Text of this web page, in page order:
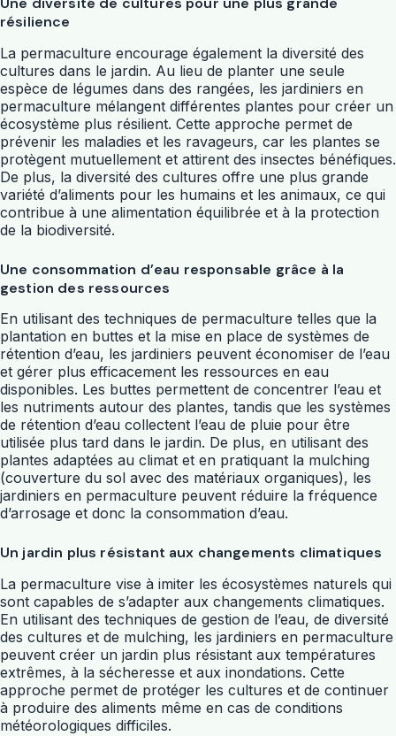
résilience
La permaculture encourage également la diversité des
cultures dans le jardin. Au lieu de planter une seule
espèce de légumes dans des rangées, les jardiniers en
permaculture mélangent différentes plantes pour créer un
écosystème plus résilient. Cette approche permet de
prévenir les maladies et les ravageurs, car les plantes se
protègent mutuellement et attirent des insectes bénéfiques.
De plus, la diversité des cultures offre une plus grande
variété d’aliments pour les humains et les animaux, ce qui
contribue à une alimentation équilibrée et à la protection
de la biodiversité.
Une consommation d’eau responsable grâce à la
gestion des ressources
En utilisant des techniques de permaculture telles que la
plantation en buttes et la mise en place de systèmes de
rétention d’eau, les jardiniers peuvent économiser de l’eau
et gérer plus efficacement les ressources en eau
disponibles. Les buttes permettent de concentrer l’eau et
les nutriments autour des plantes, tandis que les systèmes
de rétention d’eau collectent l’eau de pluie pour être
utilisée plus tard dans le jardin. De plus, en utilisant des
plantes adaptées au climat et en pratiquant la mulching
(couverture du sol avec des matériaux organiques), les
jardiniers en permaculture peuvent réduire la fréquence
d’arrosage et donc la consommation d’eau.
Un jardin plus résistant aux changements climatiques
La permaculture vise à imiter les écosystèmes naturels qui
sont capables de s’adapter aux changements climatiques.
En utilisant des techniques de gestion de l’eau, de diversité
des cultures et de mulching, les jardiniers en permaculture
peuvent créer un jardin plus résistant aux températures
extrêmes, à la sécheresse et aux inondations. Cette
approche permet de protéger les cultures et de continuer
à produire des aliments même en cas de conditions
météorologiques difficiles.